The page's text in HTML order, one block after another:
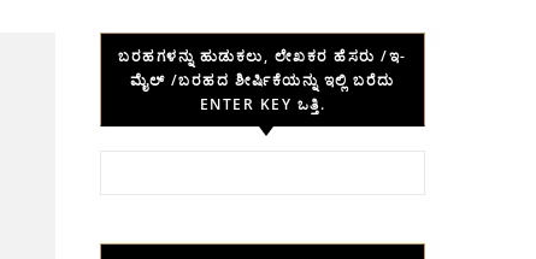
ಬರಹಗಳನ್ನು ಹುಡುಕಲು, ಲೇಖಕರ ಹೆಸರು /ಇ-
ಮೈಲ್ /ಬರಹದ ಶೀರ್ಷಿಕೆಯನ್ನು ಇಲ್ಲಿ ಬರೆದು
ENTER KEY ಒತ್ತಿ.